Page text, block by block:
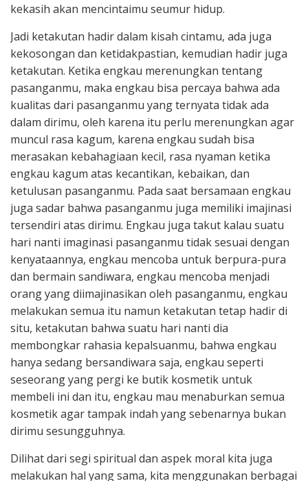
kekasih akan mencintaimu seumur hidup.
Jadi ketakutan hadir dalam kisah cintamu, ada juga
kekosongan dan ketidakpastian, kemudian hadir juga
ketakutan. Ketika engkau merenungkan tentang
pasanganmu, maka engkau bisa percaya bahwa ada
kualitas dari pasanganmu yang ternyata tidak ada
dalam dirimu, oleh karena itu perlu merenungkan agar
muncul rasa kagum, karena engkau sudah bisa
merasakan kebahagiaan kecil, rasa nyaman ketika
engkau kagum atas kecantikan, kebaikan, dan
ketulusan pasanganmu. Pada saat bersamaan engkau
juga sadar bahwa pasanganmu juga memiliki imajinasi
tersendiri atas dirimu. Engkau juga takut kalau suatu
hari nanti imaginasi pasanganmu tidak sesuai dengan
kenyataannya, engkau mencoba untuk berpura-pura
dan bermain sandiwara, engkau mencoba menjadi
orang yang diimajinasikan oleh pasanganmu, engkau
melakukan semua itu namun ketakutan tetap hadir di
situ, ketakutan bahwa suatu hari nanti dia
membongkar rahasia kepalsuanmu, bahwa engkau
hanya sedang bersandiwara saja, engkau seperti
seseorang yang pergi ke butik kosmetik untuk
membeli ini dan itu, engkau mau menaburkan semua
kosmetik agar tampak indah yang sebenarnya bukan
dirimu sesungguhnya.
Dilihat dari segi spiritual dan aspek moral kita juga
melakukan hal yang sama, kita menggunakan berbagai